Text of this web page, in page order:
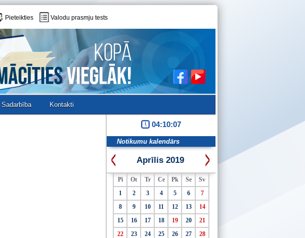
Pieteikties Valodu prasmju tests
Sadarbība Kontakti
04:10:07
Notikumu kalendārs
Aprīlis 2019
Pi Ot Tr Ce Pk Se
Sv
1
2 3 4 5 6
7
8
9 10 11 12 13
14
15
16 17 18 19 20
21
22
23 24 25 26 27
28